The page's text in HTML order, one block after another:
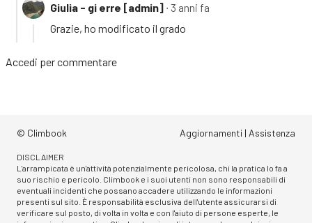
Giulia - gi erre [admin] ∙ 3 anni fa
Grazie, ho modificato il grado
Accedi per commentare
© Climbook Aggiornamenti | Assistenza
DISCLAIMER
L'arrampicata è un'attività potenzialmente pericolosa, chi la pratica lo fa a
suo rischio e pericolo. Climbook e i suoi utenti non sono responsabili di
eventuali incidenti che possano accadere utilizzando le informazioni
presenti sul sito. È responsabilità esclusiva dell'utente assicurarsi di
verificare sul posto, di volta in volta e con l'aiuto di persone esperte, le